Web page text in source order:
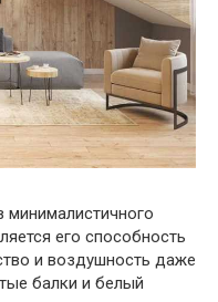
его способность
и воздушность даже
балки и белый